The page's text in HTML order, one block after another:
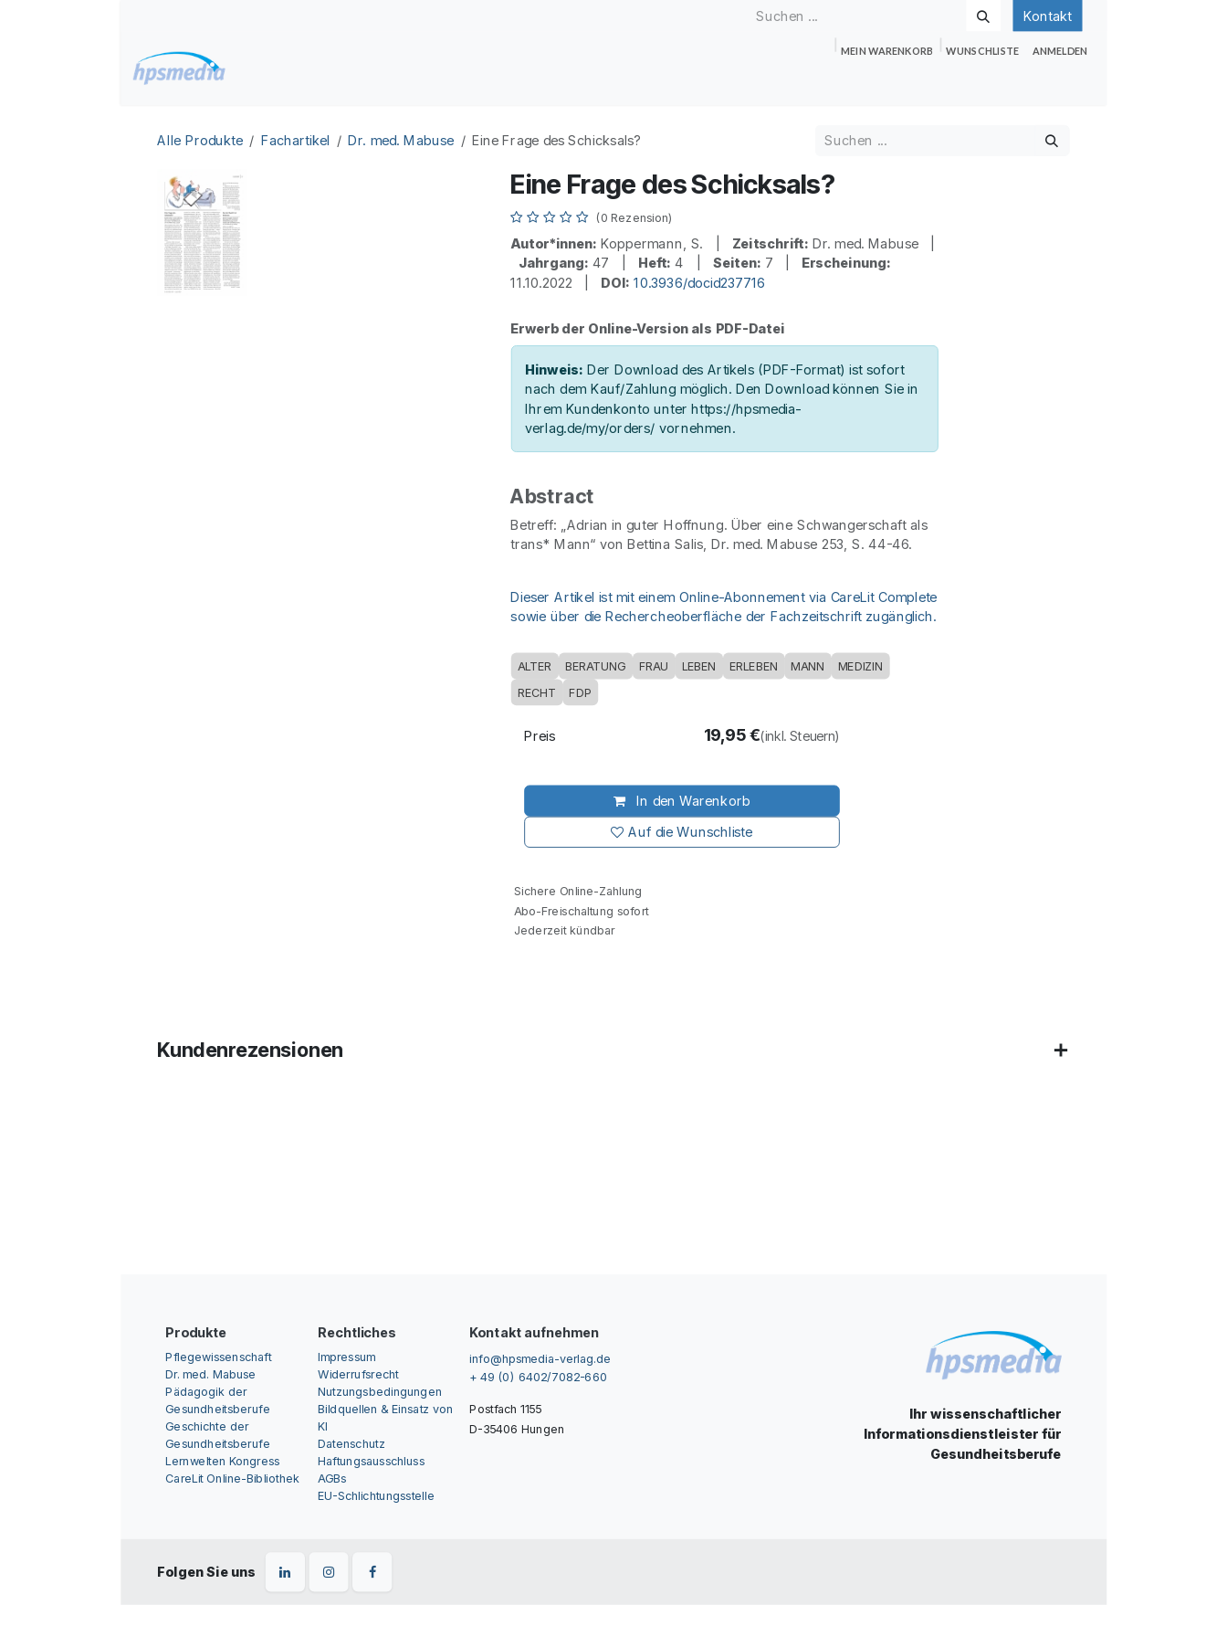
Kontakt
MEIN WARENKORB WUNSCHLISTE ANMELDEN
Alle Produkte Fachartikel Dr. med. Mabuse Eine Frage des Schicksals?
Eine Frage des Schicksals?
(0 Rezension)
Autor*innen: Koppermann, S. | Zeitschrift: Dr. med. Mabuse |
Jahrgang: 47 | Heft: 4 | Seiten: 7 | Erscheinung:
11.10.2022 | DOI: 10.3936/docid237716
Erwerb der Online-Version als PDF-Datei
Hinweis: Der Download des Artikels (PDF-Format) ist sofort
nach dem Kauf/Zahlung möglich. Den Download können Sie in
Ihrem Kundenkonto unter https://hpsmedia-
verlag.de/my/orders/ vornehmen.
Abstract
Betreff: „Adrian in guter Hoffnung. Über eine Schwangerschaft als
trans* Mann“ von Bettina Salis, Dr. med. Mabuse 253, S. 44-46.
Dieser Artikel ist mit einem Online-Abonnement via CareLit Complete
sowie über die Rechercheoberfläche der Fachzeitschrift zugänglich.
ALTER BERATUNG FRAU LEBEN ERLEBEN MANN MEDIZIN
RECHT FDP
In den Warenkorb
Auf die Wunschliste
Preis 19,95€(inkl. Steuern)
Sichere Online-Zahlung
Abo-Freischaltung sofort
Jederzeit kündbar
Kundenrezensionen
Produkte
Pflegewissenschaft
Dr. med. Mabuse
Pädagogik der
Gesundheitsberufe
Geschichte der
Gesundheitsberufe
Lernwelten Kongress
CareLit Online-Bibliothek
Rechtliches
Impressum
Widerrufsrecht
Nutzungsbedingungen
Bildquellen & Einsatz von
KI
Datenschutz
Haftungsausschluss
AGBs
EU-Schlichtungsstelle
Kontakt aufnehmen
info@hpsmedia-verlag.de
+ 49 (0) 6402/7082-660
Postfach 1155
D-35406 Hungen
Ihr wissenschaftlicher
Informationsdienstleister für
Gesundheitsberufe
Folgen Sie uns